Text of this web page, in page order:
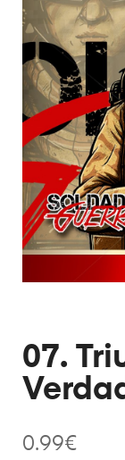
07.
0.99€